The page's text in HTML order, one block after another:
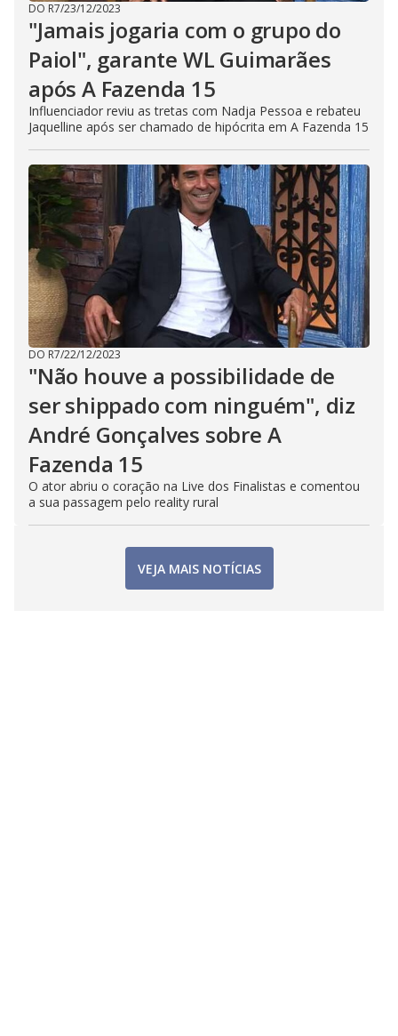
DO R7/23/12/2023
"Jamais jogaria com o grupo do
Paiol", garante WL Guimarães
após A Fazenda 15
Influenciador reviu as tretas com Nadja Pessoa e rebateu
Jaquelline após ser chamado de hipócrita em A Fazenda 15
DO R7/22/12/2023
"Não houve a possibilidade de
ser shippado com ninguém", diz
André Gonçalves sobre A
Fazenda 15
O ator abriu o coração na Live dos Finalistas e comentou
a sua passagem pelo reality rural
VEJA MAIS NOTÍCIAS